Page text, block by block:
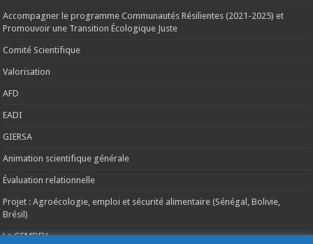
Accompagner le programme Communautés Résilientes (2021-2025) et
Promouvoir une Transition Écologique Juste
Comité Scientifique
Valorisation
AFD
EADI
GIERSA
Animation scientifique générale
Évaluation relationnelle
Projet : Agroécologie, emploi et sécurité alimentaire (Sénégal, Bolivie,
Brésil)
Le GEMDEV